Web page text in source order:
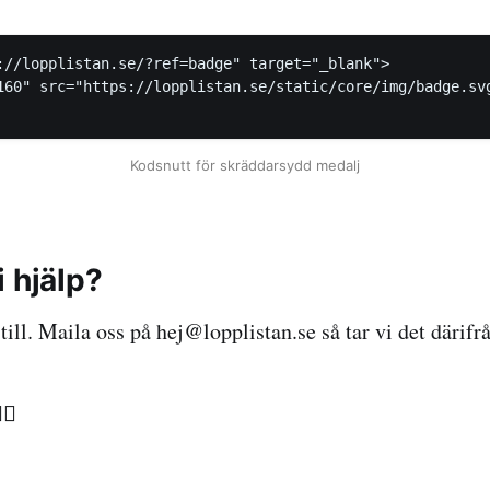
lopplistan.se/?ref=badge" target="_blank">
src="https://lopplistan.se/static/core/img/
Kodsnutt för skräddarsydd medalj
hjälp?
Maila oss på hej@lopplistan.se så tar vi det